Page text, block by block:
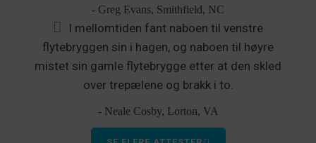
- Greg Evans, Smithfield, NC
I mellomtiden fant naboen til venstre
flytebryggen sin i hagen, og naboen til høyre
mistet sin gamle flytebrygge etter at den skled
over trepælene og brakk i to.
- Neale Cosby, Lorton, VA